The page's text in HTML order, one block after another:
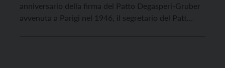
anniversario della firma del Patto Degasperi-Gruber
avvenuta a Parigi nel 1946, il segretario del Patt